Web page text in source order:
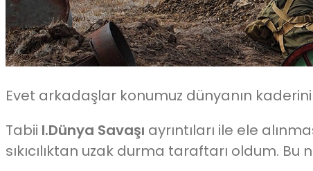
Evet arkadaşlar konumuz dünyanın
Tabii I.Dünya Savaşı ayrıntıları ile ele
sıkıcılıktan uzak durma taraftarı oldum.